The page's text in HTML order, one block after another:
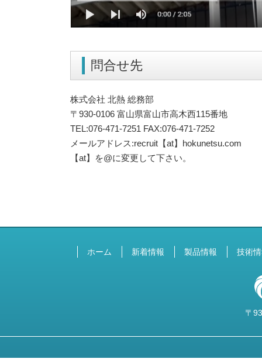
問合せ先
株式会社 北熱 総務部
〒930-0106 富山県富山市高木西115番地
TEL:076-471-7251 FAX:076-471-7252
メールアドレス:recruit【at】hokunetsu.com
【at】を@に変更して下さい。
ホーム 新着情報 製品情報 技術
〒